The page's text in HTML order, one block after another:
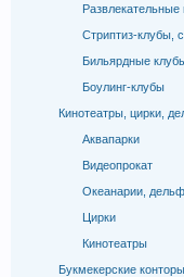
Стриптиз-клубы,
Бильярдные
Боулинг-клубы
Кинотеатры, цирки,
Аквапарки
Видеопрокат
Океанарии,
Цирки
Кинотеатры
Букмекерские